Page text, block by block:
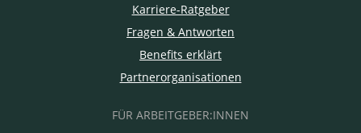
Karriere-Ratgeber
Fragen & Antworten
Benefits erklärt
Partnerorganisationen
FÜR ARBEITGEBER:INNEN